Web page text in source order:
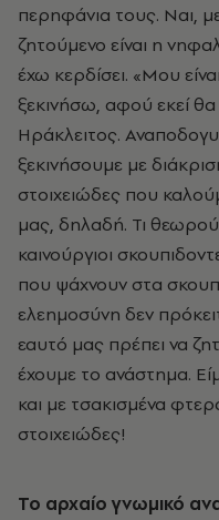
περηφάνια τους. Ναι,
ζητούμενο είναι η
έχω κερδίσει. «Μου
ξεκινήσω, αφού εκεί
Ηράκλειτος.
ξεκινήσουμε με
στοιχειώδες που
μας, δηλαδή. Τι
καινούργιοι
που ψάχνουν στα
ελεημοσύνη δεν
εαυτό μας πρέπει να
έχουμε το ανάστημα.
και με τσακισμένα
στοιχειώδες!
Το αρχαίο γνωμικό